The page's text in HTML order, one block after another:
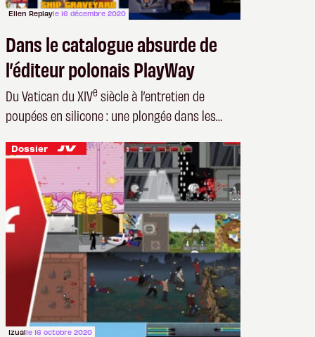
Ellen Replayle 16 décembre 2020
Dans le catalogue absurde de
l’éditeur polonais PlayWay
Du Vatican du XIVe siècle à l’entretien de
poupées en silicone : une plongée dans les
Dossier
Izualle 16 octobre 2020